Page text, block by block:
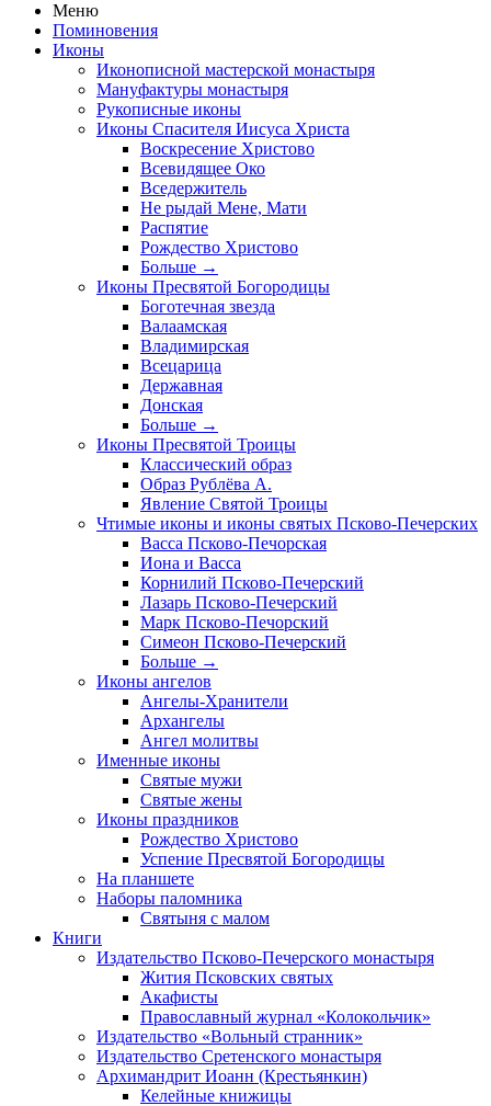
Меню
Поминовения
Иконы
Иконописной мастерской монастыря
Мануфактуры монастыря
Рукописные иконы
Иконы Спасителя Иисуса Христа
Воскресение Христово
Всевидящее Око
Вседержитель
Не рыдай Мене, Мати
Распятие
Рождество Христово
Больше →
Иконы Пресвятой Богородицы
Боготечная звезда
Валаамская
Владимирская
Всецарица
Державная
Донская
Больше →
Иконы Пресвятой Троицы
Классический образ
Образ Рублёва А.
Явление Святой Троицы
Чтимые иконы и иконы святых Псково-Печерских
Васса Псково-Печорская
Иона и Васса
Корнилий Псково-Печерский
Лазарь Псково-Печерский
Марк Псково-Печорский
Симеон Псково-Печерский
Больше →
Иконы ангелов
Ангелы-Хранители
Архангелы
Ангел молитвы
Именные иконы
Святые мужи
Святые жены
Иконы праздников
Рождество Христово
Успение Пресвятой Богородицы
На планшете
Наборы паломника
Святыня с малом
Книги
Издательство Псково-Печерского монастыря
Жития Псковских святых
Акафисты
Православный журнал «Колокольчик»
Издательство «Вольный странник»
Издательство Сретенского монастыря
Архимандрит Иоанн (Крестьянкин)
Келейные книжицы